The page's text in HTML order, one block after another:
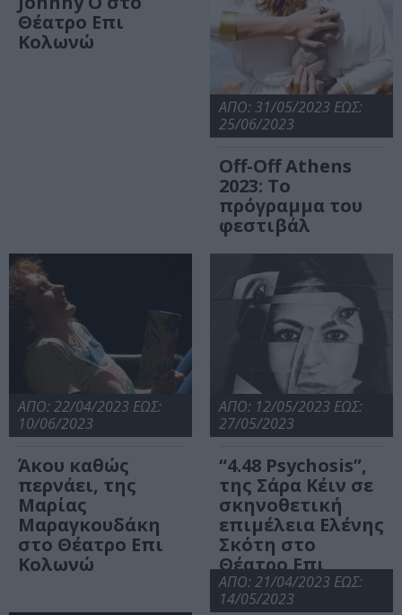
Θέατρο Επι
Κολωνώ
ΑΠΟ: 31/05/2023 ΕΩΣ:
25/06/2023
Off-Off Athens
2023: Το
πρόγραμμα του
φεστιβάλ
ΑΠΟ: 22/04/2023 ΕΩΣ:
10/06/2023
Άκου καθώς
περνάει, της
Μαρίας
Μαραγκουδάκη
στο Θέατρο Επι
Κολωνώ
ΑΠΟ: 12/05/2023 ΕΩΣ:
27/05/2023
“4.48 Psychosis”,
της Σάρα Κέιν σε
σκηνοθετική
επιμέλεια Ελένης
Σκότη στο
Θέατρο Επι
Κολωνώ
ΑΠΟ: 21/04/2023 ΕΩΣ:
14/05/2023